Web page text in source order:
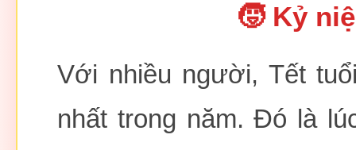
🧒 Kỷ
Với nhiều người, Tết
nhất trong năm. Đó là